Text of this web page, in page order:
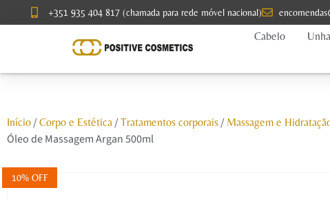
+351 935 404 817 (chamada para rede móvel nacional)
Cabelo
Início/ Corpo e Estética/ Tratamentos corporais/ Massagem e
Óleo de Massagem Argan 500ml
10% OFF